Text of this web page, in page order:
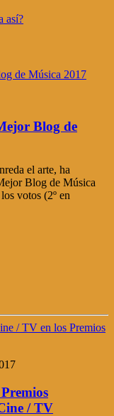
Blog de
el arte, ha
Blog de Música
votos (2º en
/ TV